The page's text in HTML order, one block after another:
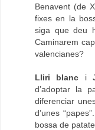
Benavent (de
fixes en la
siga que deu
Caminarem
valencianes?
Lliri blanc i
d’adoptar la
diferenciar
d’unes
bossa de